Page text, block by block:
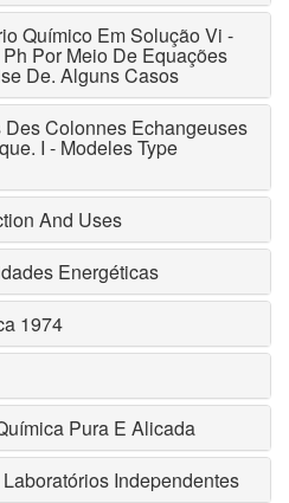
Químico Em Solução Vi -
Por Meio De Equações
De. Alguns Casos
Colonnes Echangeuses
I - Modeles Type
And Uses
Energéticas
1974
Pura E Alicada
Independentes